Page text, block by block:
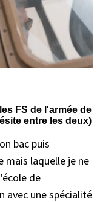
FS de l'armée de
entre les deux)
bac puis
mais laquelle je ne
de
avec une spécialité